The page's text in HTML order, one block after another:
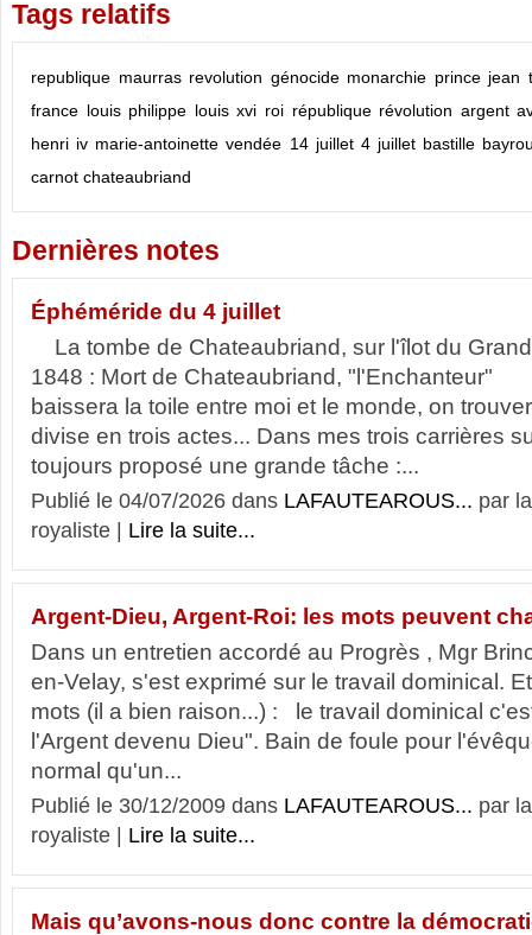
Tags relatifs
republique maurras revolution génocide monarchie prince jean
france louis philippe louis xvi roi république révolution argent
henri iv marie-antoinette vendée 14 juillet 4 juillet bastille
carnot chateaubriand
Dernières notes
Éphéméride du 4 juillet
La tombe de Chateaubriand, sur l'îlot du
1848 : Mort de Chateaubriand, "l'Enchanteur"
baissera la toile entre moi et le monde, on
divise en trois actes... Dans mes trois carrières
toujours proposé une grande tâche :...
Publié le 04/07/2026 dans LAFAUTEAROUS... par
royaliste | Lire la suite...
Argent-Dieu, Argent-Roi: les mots peuvent
Dans un entretien accordé au Progrès , Mgr
en-Velay, s'est exprimé sur le travail dominical.
mots (il a bien raison...) : le travail dominical
l'Argent devenu Dieu". Bain de foule pour
normal qu'un...
Publié le 30/12/2009 dans LAFAUTEAROUS... par
royaliste | Lire la suite...
Mais qu’avons-nous donc contre la